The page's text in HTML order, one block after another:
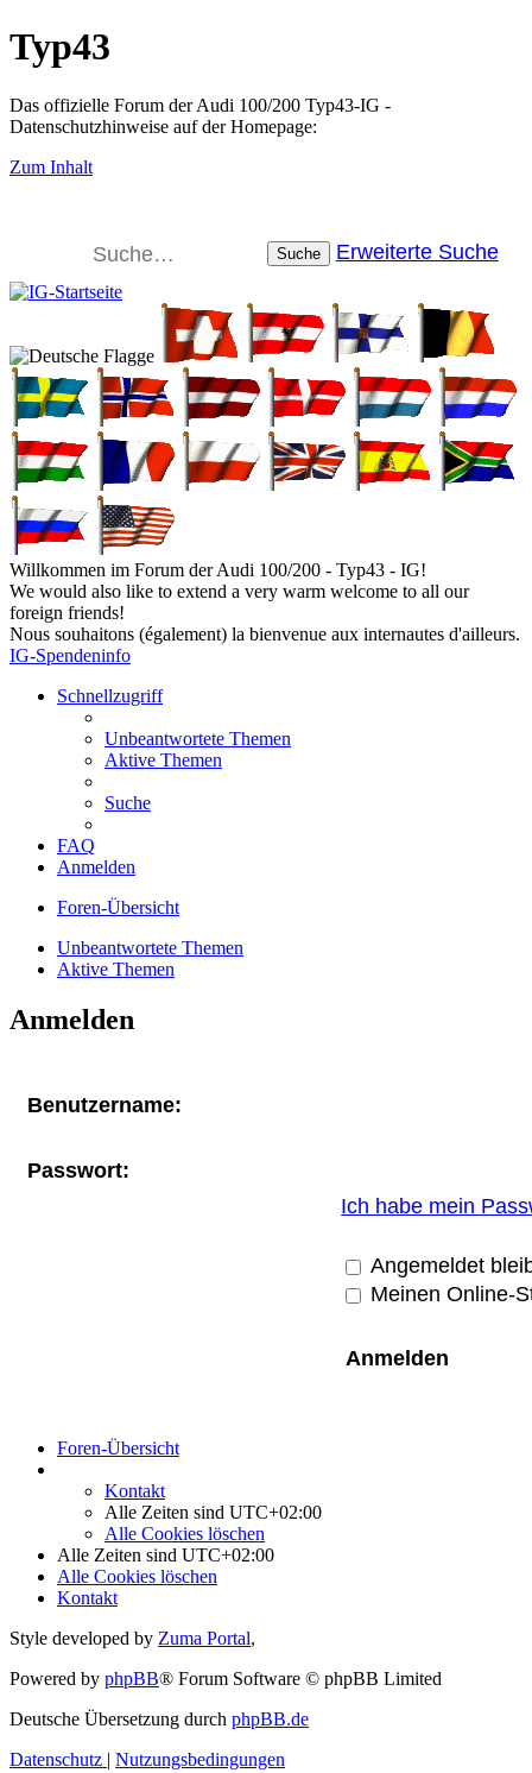
Typ43
Das offizielle Forum der Audi 100/200 Typ43-IG -
Datenschutzhinweise auf der Homepage:
Zum Inhalt
Suche Erweiterte Suche
Willkommen im Forum der Audi 100/200 - Typ43 - IG!
We would also like to extend a very warm welcome to all our
foreign friends!
Nous souhaitons (également) la bienvenue aux internautes d'ailleurs.
IG-Spendeninfo
Schnellzugriff
Unbeantwortete Themen
Aktive Themen
Suche
FAQ
Anmelden
Foren-Übersicht
Unbeantwortete Themen
Aktive Themen
Anmelden
Benutzername:
Passwort:
Ich habe mein
Angemeldet
Meinen Online-
Foren-Übersicht
Kontakt
Alle Zeiten sind UTC+02:00
Alle Cookies löschen
Alle Zeiten sind UTC+02:00
Alle Cookies löschen
Kontakt
Style developed by Zuma Portal,
Powered by phpBB® Forum Software © phpBB Limited
Deutsche Übersetzung durch phpBB.de
Datenschutz | Nutzungsbedingungen